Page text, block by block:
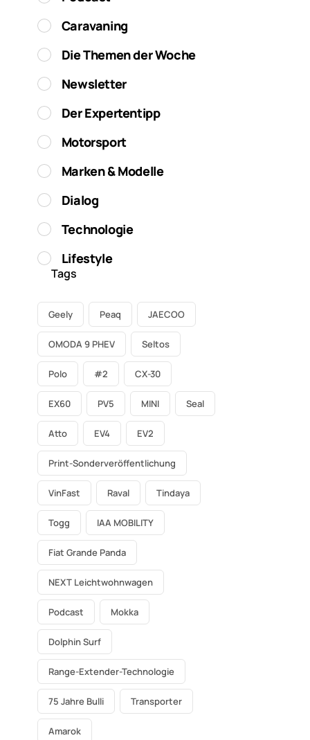
Caravaning
Die Themen der Woche
Newsletter
Der Expertentipp
Motorsport
Marken & Modelle
Dialog
Technologie
Lifestyle
Tags
Geely Peaq JAECOO
OMODA 9 PHEV Seltos
Polo #2 CX-30
EX60 PV5 MINI Seal
Atto EV4 EV2
Print-Sonderveröffentlichung
VinFast Raval Tindaya
Togg IAA MOBILITY
Fiat Grande Panda
NEXT Leichtwohnwagen
Podcast Mokka
Dolphin Surf
Range-Extender-Technologie
75 Jahre Bulli Transporter
Amarok